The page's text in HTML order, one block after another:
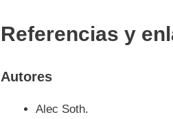
Referencias y
Autores
Alec Soth.